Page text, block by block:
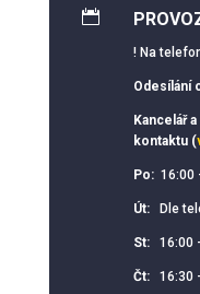

! Na
Odesílání
Kancelář
kontaktu (
Po: 16:00
Út:Dle
St: 16:00
Čt: 16:30